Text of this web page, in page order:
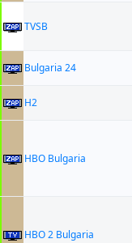
ТVSB
Bulgaria 24
H2
HBO Bulgaria
HBO 2 Bulgaria